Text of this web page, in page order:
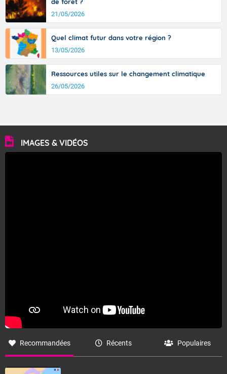
21/05/2026
Quel climat futur dans votre région ?
13/05/2026
Ressources utiles sur le changement climatique
26/05/2026
IMAGES & VIDÉOS
Recommandées Récents Populaires